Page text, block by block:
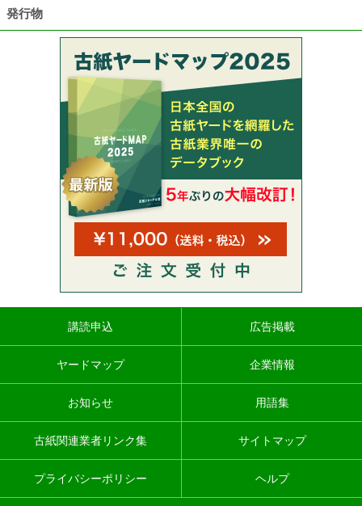
発行物
講読申込 広告掲載
ヤードマップ 企業情報
お知らせ 用語集
古紙関連業者リンク集 サイトマップ
プライバシーポリシー ヘルプ